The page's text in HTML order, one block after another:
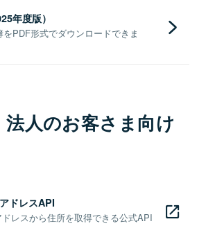
年度版）
PDF形式でダウンロードできま
法人のお客さま向け
ドレスAPI
レスから住所を取得できる公式API